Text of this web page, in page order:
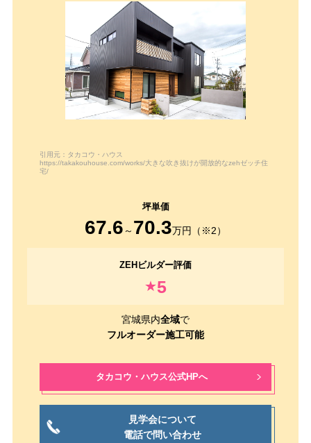
引用元：タカコウ・ハウス
https://takakouhouse.com/works/大きな吹き抜けが開放的なzehゼッチ住
宅/
67.6 ～ 70.3万円（※2）
★5
宮城県内全域で
フルオーダー施工可能
タカコウ・ハウス公式HPへ
見学会について
電話で問い合わせ